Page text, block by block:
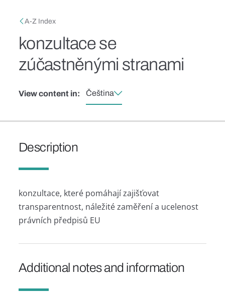
Breadcrumb
A-Z Index
konzultace se
zúčastněnými stranami
View content in: Čeština
Description
konzultace, které pomáhají zajišťovat
transparentnost, náležité zaměření a ucelenost
právních předpisů EU
Additional notes and information